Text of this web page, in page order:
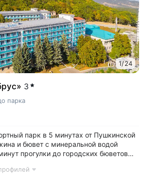
1/24
3
парка
парк в 5 минутах от Пушкинской
и бювет с минеральной водой
прогулки до городских бюветов
для санаториев 2–3* •